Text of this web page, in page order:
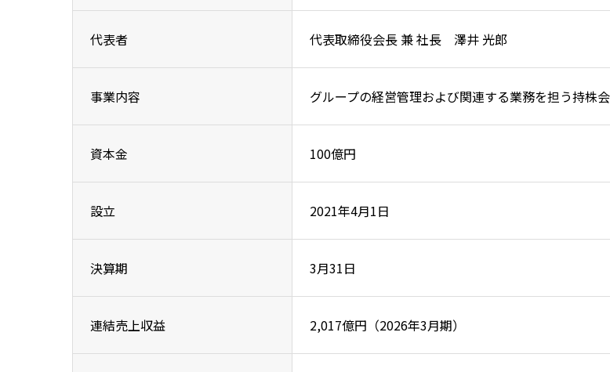
代表者 代表取締役会長 兼 社長 澤井 光郎
事業内容 グループの経営管理および関連する業務を担う持株
資本金 100億円
設立 2021年4月1日
決算期 3月31日
連結売上収益 2,017億円（2026年3月期）